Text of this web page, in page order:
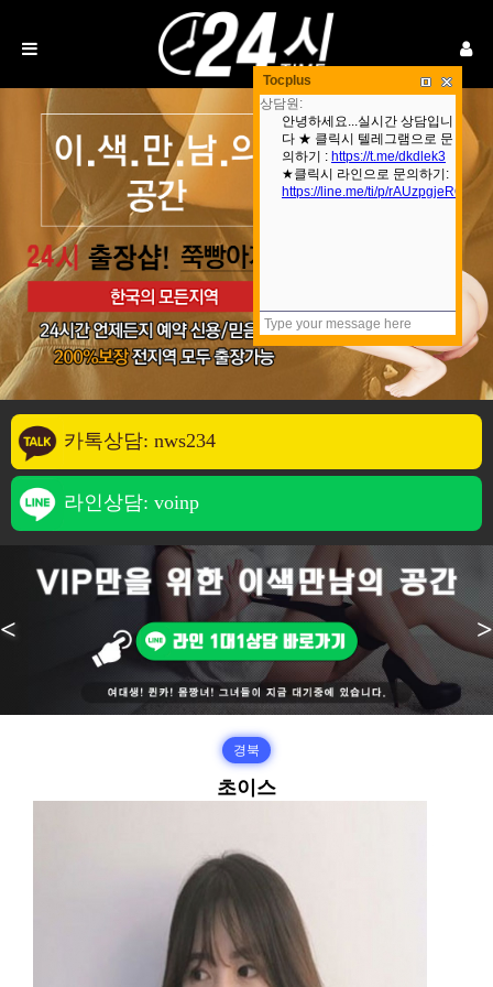
카톡상담: nws234
라인상담: voinp
< >
경북
초이스
Tocplus